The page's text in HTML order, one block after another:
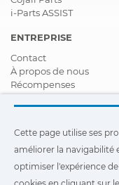
i-Parts ASSIST
ENTREPRISE
Contact
À propos de nous
Récompenses
Certifications
Responsabilité Sociale
Nouveautés
Vidéos
FAQ - Foire Aux
Cette page utilise ses
améliorer la navigabilité
optimiser l'expérience